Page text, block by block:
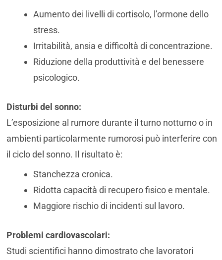
Aumento dei livelli di cortisolo, l’ormone dello
stress.
Irritabilità, ansia e difficoltà di concentrazione.
Riduzione della produttività e del benessere
psicologico.
Disturbi del sonno:
L’esposizione al rumore durante il turno notturno o in
ambienti particolarmente rumorosi può interferire con
il ciclo del sonno. Il risultato è:
Stanchezza cronica.
Ridotta capacità di recupero fisico e mentale.
Maggiore rischio di incidenti sul lavoro.
Problemi cardiovascolari:
Studi scientifici hanno dimostrato che lavoratori